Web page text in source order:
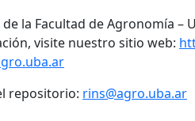
la Facultad de Agronomía –
visite nuestro sitio web:
repositorio: rins@agro.uba.ar